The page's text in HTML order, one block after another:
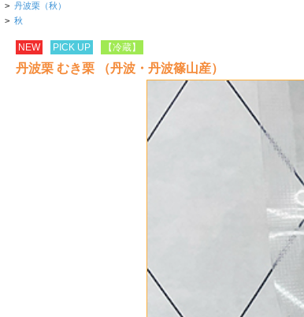
> 丹波栗（秋）
> 秋
NEW PICK UP 【冷蔵】
丹波栗 むき栗 （丹波・丹波篠山産）